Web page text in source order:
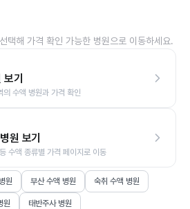
택해 가격 확인 가능한 병원으로 이동하세요.
기
의 수액 병원과 가격 확인
원 보기
수액 종류별 가격 페이지로 이동
원 부산 수액 병원 숙취 수액 병원
원 태반주사 병원